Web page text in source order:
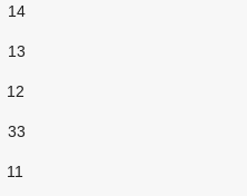
14
13
12
33
11